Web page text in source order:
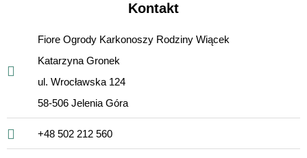
Kontakt
Fiore Ogrody Karkonoszy Rodziny Wiącek
Katarzyna Gronek
ul. Wrocławska 124
58-506 Jelenia Góra
+48 502 212 560